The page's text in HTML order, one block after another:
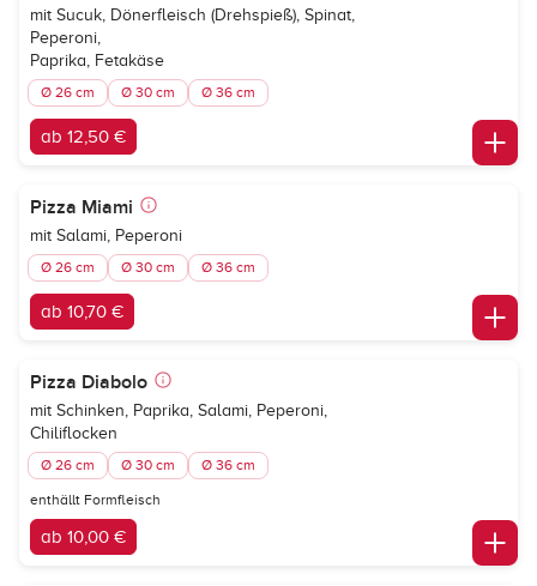
mit Sucuk, Dönerfleisch (Drehspieß), Spinat,
Peperoni,
Paprika, Fetakäse
Ø 26 cm Ø 30 cm Ø 36 cm
ab 12,50 €
Pizza Miami
mit Salami, Peperoni
Ø 26 cm Ø 30 cm Ø 36 cm
ab 10,70 €
Pizza Diabolo
mit Schinken, Paprika, Salami, Peperoni,
Chiliflocken
Ø 26 cm Ø 30 cm Ø 36 cm
enthällt Formfleisch
ab 10,00 €